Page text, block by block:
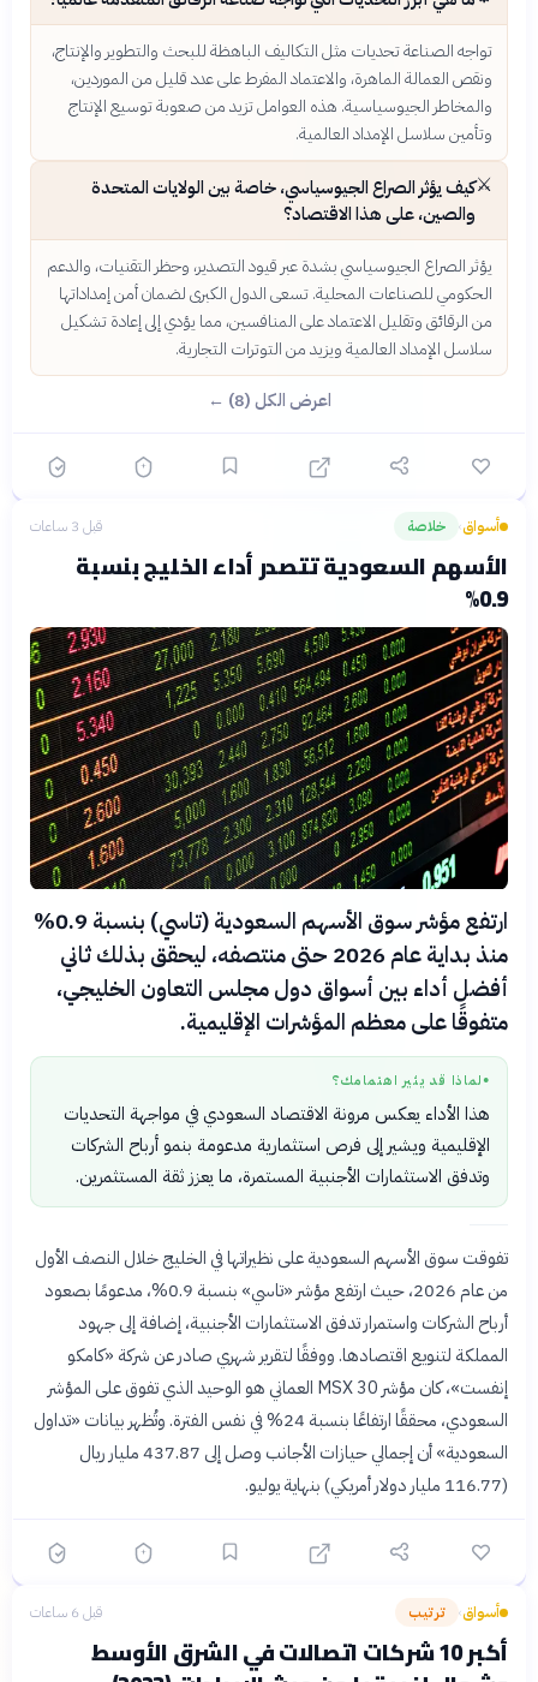
تواجه الصناعة تحديات مثل التكاليف الباهظة للبحث والتطوير والإنتاج،
ونقص العمالة الماهرة، والاعتماد المفرط على عدد قليل من الموردين،
والمخاطر الجيوسياسية. هذه العوامل تزيد من صعوبة توسيع الإنتاج
وتأمين سلاسل الإمداد العالمية.
⚔️كيف يؤثر الصراع الجيوسياسي، خاصة بين الولايات المتحدة
والصين، على هذا الاقتصاد؟
يؤثر الصراع الجيوسياسي بشدة عبر قيود التصدير، وحظر التقنيات، والدعم
الحكومي للصناعات المحلية. تسعى الدول الكبرى لضمان أمن إمداداتها
من الرقائق وتقليل الاعتماد على المنافسين، مما يؤدي إلى إعادة تشكيل
سلاسل الإمداد العالمية ويزيد من التوترات التجارية.
اعرض الكل (8) ←
أسواق› خلاصة قبل 3 ساعات
الأسهم السعودية تتصدر أداء الخليج بنسبة
0.9%
ارتفع مؤشر سوق الأسهم السعودية (تاسي) بنسبة 0.9%
منذ بداية عام 2026 حتى منتصفه، ليحقق بذلك ثاني
أفضل أداء بين أسواق دول مجلس التعاون الخليجي،
متفوقًا على معظم المؤشرات الإقليمية.
● لماذا قد يثير اهتمامك؟
هذا الأداء يعكس مرونة الاقتصاد السعودي في مواجهة التحديات
الإقليمية ويشير إلى فرص استثمارية مدعومة بنمو أرباح الشركات
وتدفق الاستثمارات الأجنبية المستمرة، ما يعزز ثقة المستثمرين.
تفوقت سوق الأسهم السعودية على نظيراتها في الخليج خلال النصف الأول
من عام 2026، حيث ارتفع مؤشر «تاسي» بنسبة 0.9%، مدعومًا بصعود
أرباح الشركات واستمرار تدفق الاستثمارات الأجنبية، إضافة إلى جهود
المملكة لتنويع اقتصادها. ووفقًا لتقرير شهري صادر عن شركة «كامكو
إنفست»، كان مؤشر MSX 30 العماني هو الوحيد الذي تفوق على المؤشر
السعودي، محققًا ارتفاعًا بنسبة 24% في نفس الفترة. وتُظهر بيانات «تداول
السعودية» أن إجمالي حيازات الأجانب وصل إلى 437.87 مليار ريال
(116.77 مليار دولار أمريكي) بنهاية يوليو.
أسواق› ترتيب قبل 6 ساعات
أكبر 10 شركات اتصالات في الشرق الأوسط